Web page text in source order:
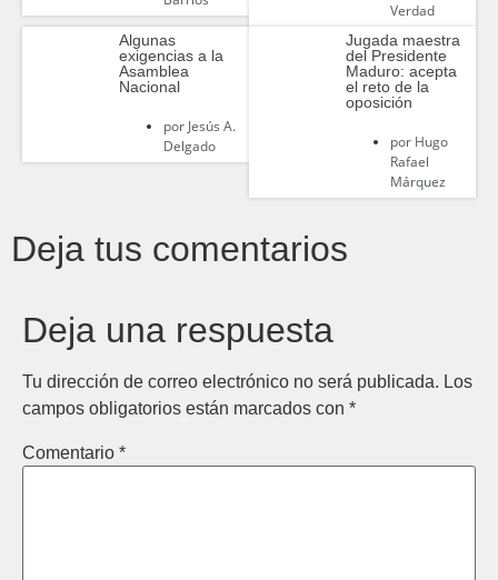
Verdad
Algunas
exigencias a la
Asamblea
Nacional
porJesús A.
Delgado
Jugada maestra
del Presidente
Maduro: acepta
el reto de la
oposición
porHugo
Rafael
Márquez
Deja tus comentarios
Deja una respuesta
Tu dirección de correo electrónico no será publicada. Los
campos obligatorios están marcados con *
Comentario *